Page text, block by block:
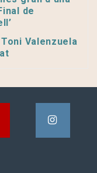
de
Valenzuela